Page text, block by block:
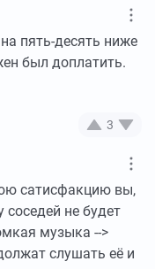
пять-десять ниже
был доплатить.
3
сатисфакцию вы,
соседей не будет
музыка -->
слушать её и